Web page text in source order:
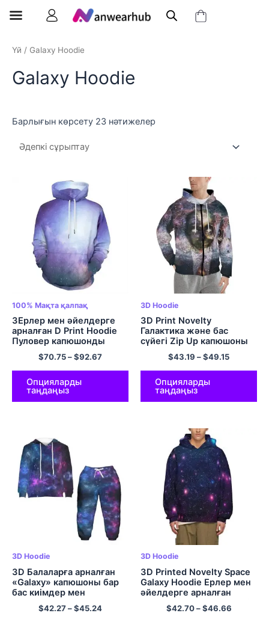
Үй / Galaxy Hoodie
Galaxy Hoodie
Барлығын көрсету 23 нәтижелер
100% Мақта қалпақ
3Ерлер мен әйелдерге
арналған D Print Hoodie
Пуловер капюшонды
свиттері Galaxy Cool
Novelty Hoodies 100%
Мақта
$70.75–$92.67
Опцияларды
таңдаңыз
3D Hoodie
3D Print Novelty
Галактика және бас
сүйегі Zip Up капюшоны
бар свит-көйлек
Полиэстер юбка Галакси
капюди Салқын капюди
$43.19 –$49.15
Опцияларды
таңдаңыз
3D Hoodie
3D Балаларға арналған
«Galaxy» капюшоны бар
бас киімдер мен
шалбарлар Universe
Hoodie жиынтықтары
$42.27–$45.24
3D Hoodie
3D Printed Novelty Space
Galaxy Hoodie Ерлер мен
әйелдерге арналған
қалтасы бар полиэфирлі
$42.70–$46.66